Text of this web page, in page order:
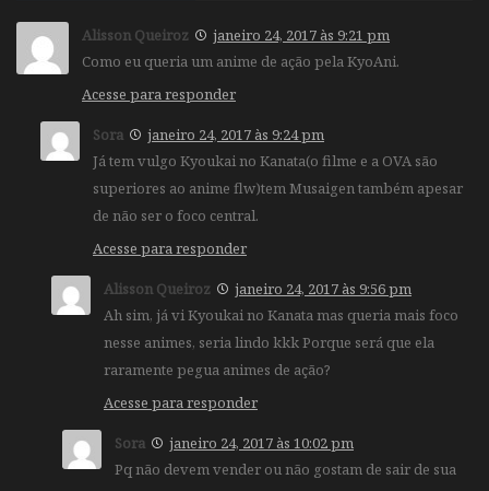
Alisson Queiroz
janeiro 24, 2017 às 9:21 pm
Como eu queria um anime de ação pela KyoAni.
Acesse para responder
Sora
janeiro 24, 2017 às 9:24 pm
Já tem vulgo Kyoukai no Kanata(o filme e a OVA são
superiores ao anime flw)tem Musaigen também apesar
de não ser o foco central.
Acesse para responder
Alisson Queiroz
janeiro 24, 2017 às 9:56 pm
Ah sim, já vi Kyoukai no Kanata mas queria mais foco
nesse animes, seria lindo kkk Porque será que ela
raramente pegua animes de ação?
Acesse para responder
Sora
janeiro 24, 2017 às 10:02 pm
Pq não devem vender ou não gostam de sair de sua